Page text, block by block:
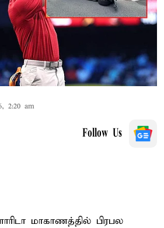
2:20 am
Follow Us
மாகாணத்தில் பிரபல